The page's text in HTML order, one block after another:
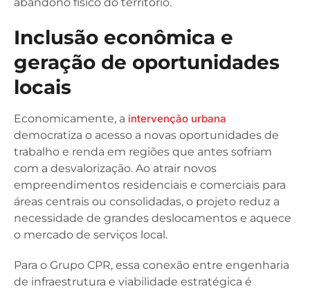
Inclusão econômica e
geração de oportunidades
locais
Economicamente, a intervenção urbana
democratiza o acesso a novas oportunidades de
trabalho e renda em regiões que antes sofriam
com a desvalorização. Ao atrair novos
empreendimentos residenciais e comerciais para
áreas centrais ou consolidadas, o projeto reduz a
necessidade de grandes deslocamentos e aquece
o mercado de serviços local.
Para o Grupo CPR, essa conexão entre engenharia
de infraestrutura e viabilidade estratégica é